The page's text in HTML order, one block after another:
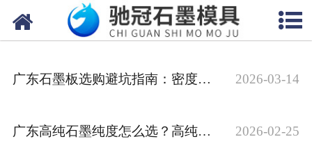
网站首页
产品中心
新闻中心
广东石墨板选购避坑指南：密度 / 强度 / 平整度关键指标 2026-03-14
广东高纯石墨纯度怎么选？高纯度石墨材料，厂家参数详解 2026-02-25